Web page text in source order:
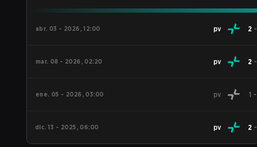
abr. 03 - 2026, 12:00 pv 2 -
mar. 08 - 2026, 02:20 pv 2 -
ene. 05 - 2026, 03:00 pv 1 -
dic. 13 - 2025, 06:00 pv 2 -